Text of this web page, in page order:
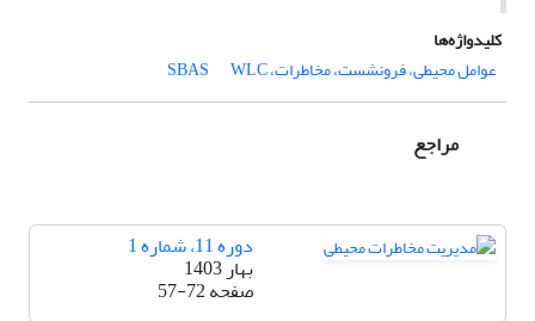
کلیدواژه‌ها
عوامل محیطی، فرونشست، مخاطرات، SBASWLC
مراجع
دوره 11، شماره 1
بهار 1403
صفحه57-72